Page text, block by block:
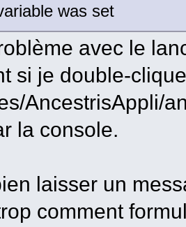
was set
avec le
si je double-
AncestrisAppli/
la console.
laisser un
comment